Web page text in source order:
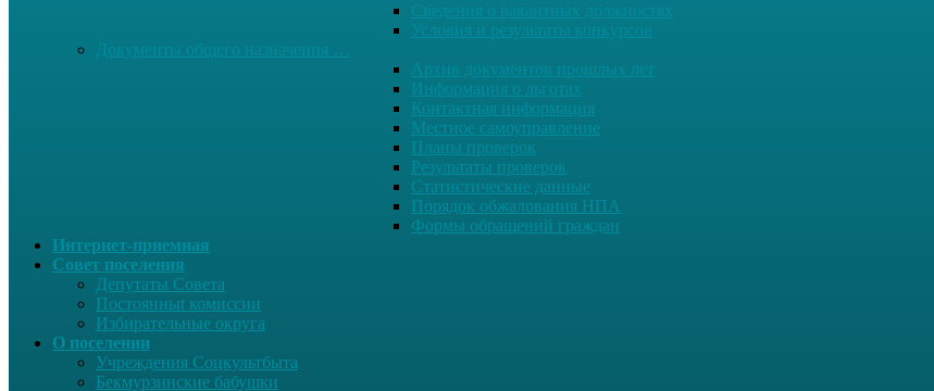
Сведения о вакантных должностях
Условия и результаты конкурсов
Документы общего назначения …
Архив документов прошлых лет
Информация о льготах
Контактная информация
Местное самоуправление
Планы проверок
Результаты проверок
Статистические данные
Порядок обжалования НПА
Формы обращений граждан
Интернет-приемная
Совет поселения
Депутаты Совета
Постоянныt комиссии
Избирательные округа
О поселении
Учреждения Соцкультбыта
Бекмурзинские бабушки